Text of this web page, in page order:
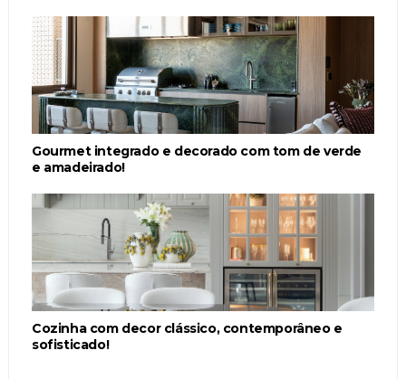
Gourmet integrado e decorado com tom de verde
e amadeirado!
Cozinha com decor clássico, contemporâneo e
sofisticado!